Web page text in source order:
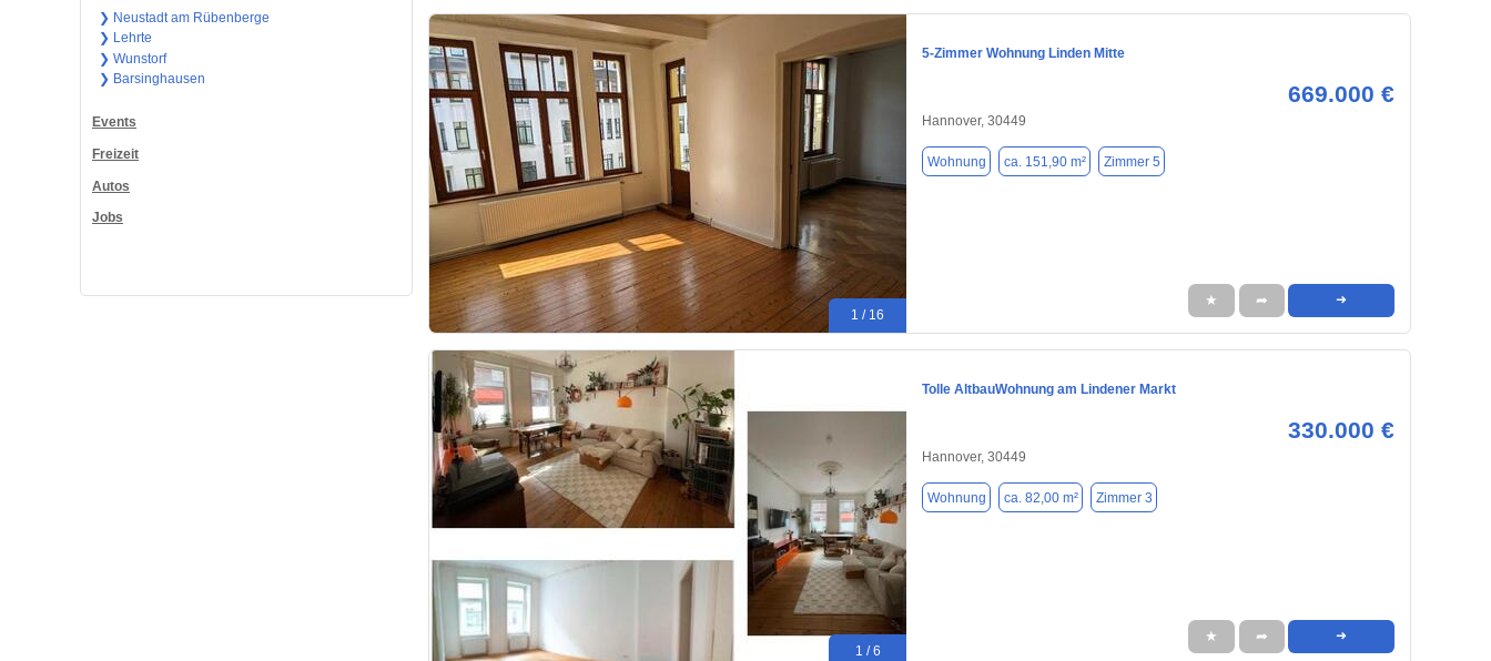
❯ Neustadt am Rübenberge
❯ Lehrte
❯ Wunstorf
❯ Barsinghausen
Events
Freizeit
Autos
Jobs
1 / 16
5-Zimmer Wohnung Linden Mitte
669.000 €
Hannover, 30449
Wohnung ca. 151,90 m² Zimmer 5
★ ➦ ➜
1 / 6
Tolle AltbauWohnung am Lindener Markt
330.000 €
Hannover, 30449
Wohnung ca. 82,00 m² Zimmer 3
★ ➦ ➜